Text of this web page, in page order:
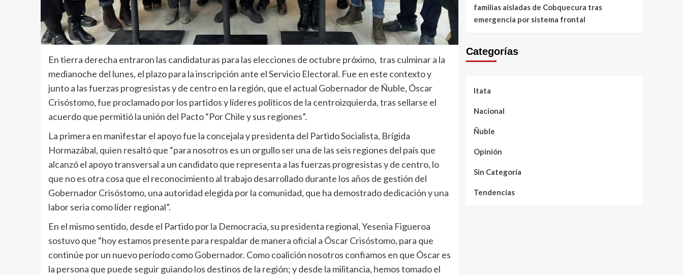
En tierra derecha entraron las candidaturas para las elecciones de octubre próximo, tras culminar a la
medianoche del lunes, el plazo para la inscripción ante el Servicio Electoral. Fue en este contexto y
junto a las fuerzas progresistas y de centro en la región, que el actual Gobernador de Ñuble, Óscar
Crisóstomo, fue proclamado por los partidos y líderes políticos de la centroizquierda, tras sellarse el
acuerdo que permitió la unión del Pacto “Por Chile y sus regiones”.
La primera en manifestar el apoyo fue la concejala y presidenta del Partido Socialista, Brígida
Hormazábal, quien resaltó que “para nosotros es un orgullo ser una de las seis regiones del país que
alcanzó el apoyo transversal a un candidato que representa a las fuerzas progresistas y de centro, lo
que no es otra cosa que el reconocimiento al trabajo desarrollado durante los años de gestión del
Gobernador Crisóstomo, una autoridad elegida por la comunidad, que ha demostrado dedicación y una
labor seria como líder regional”.
En el mismo sentido, desde el Partido por la Democracia, su presidenta regional, Yesenia Figueroa
sostuvo que “hoy estamos presente para respaldar de manera oficial a Óscar Crisóstomo, para que
continúe por un nuevo período como Gobernador. Como coalición nosotros confiamos en que Óscar es
la persona que puede seguir guiando los destinos de la región; y desde la militancia, hemos tomado el
familias aisladas de Cobquecura tras
emergencia por sistema frontal
Categorías
Itata
Nacional
Ñuble
Opinión
Sin Categoría
Tendencias